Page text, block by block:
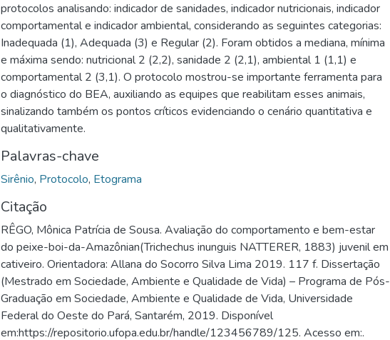
protocolos analisando: indicador de sanidades, indicador nutricionais, indicador
comportamental e indicador ambiental, considerando as seguintes categorias:
Inadequada (1), Adequada (3) e Regular (2). Foram obtidos a mediana, mínima
e máxima sendo: nutricional 2 (2,2), sanidade 2 (2,1), ambiental 1 (1,1) e
comportamental 2 (3,1). O protocolo mostrou-se importante ferramenta para
o diagnóstico do BEA, auxiliando as equipes que reabilitam esses animais,
sinalizando também os pontos críticos evidenciando o cenário quantitativa e
qualitativamente.
Palavras-chave
Sirênio, Protocolo, Etograma
Citação
RÊGO, Mônica Patrícia de Sousa. Avaliação do comportamento e bem-estar
do peixe-boi-da-Amazônian(Trichechus inunguis NATTERER, 1883) juvenil em
cativeiro. Orientadora: Allana do Socorro Silva Lima 2019. 117 f. Dissertação
(Mestrado em Sociedade, Ambiente e Qualidade de Vida) – Programa de Pós-
Graduação em Sociedade, Ambiente e Qualidade de Vida, Universidade
Federal do Oeste do Pará, Santarém, 2019. Disponível
em:https://repositorio.ufopa.edu.br/handle/123456789/125. Acesso em:.